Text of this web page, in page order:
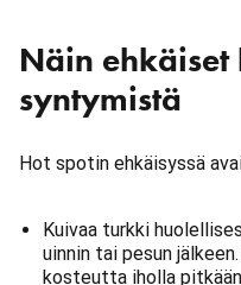
Näin ehkäiset
syntymistä
Hot spotin ehkäisyssä
Kuivaa turkki
uinnin tai pesun
kosteutta iholla